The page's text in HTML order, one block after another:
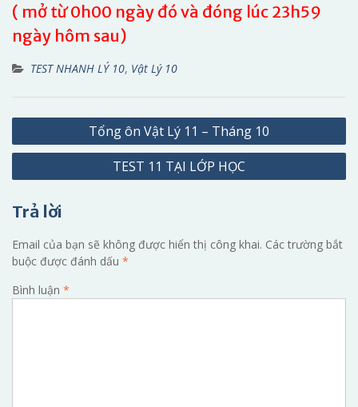
( mở từ 0h00 ngày đó và đóng lúc 23h59
ngày hôm sau)
TEST NHANH LÝ 10, Vật Lý 10
Điều
hướng
Tổng ôn Vật Lý 11 – Tháng 10
TEST 11 TẠI LỚP HỌC
Trả lời
Email của bạn sẽ không được hiển thị công khai. Các trường bắt
buộc được đánh dấu *
Bình luận *